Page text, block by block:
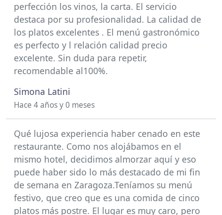
perfección los vinos, la carta. El servicio
destaca por su profesionalidad. La calidad de
los platos excelentes . El menú gastronómico
es perfecto y l relación calidad precio
excelente. Sin duda para repetir,
recomendable al100%.
Simona Latini
Hace 4 años y 0 meses
Qué lujosa experiencia haber cenado en este
restaurante. Como nos alojábamos en el
mismo hotel, decidimos almorzar aquí y eso
puede haber sido lo más destacado de mi fin
de semana en Zaragoza.Teníamos su menú
festivo, que creo que es una comida de cinco
platos más postre. El lugar es muy caro, pero